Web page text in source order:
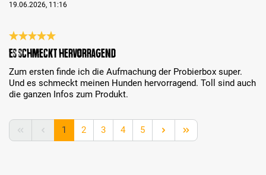
19.06.2026, 11:16
Review with rating of 5 out of 5 stars
Es schmeckt hervorragend
Zum ersten finde ich die Aufmachung der Probierbox super.
Und es schmeckt meinen Hunden hervorragend. Toll sind auch
die ganzen Infos zum Produkt.
Page
1 Page
2 Page
3 Page
4 Page
5